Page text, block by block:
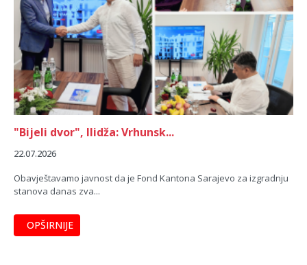
"Bijeli dvor", Ilidža: Vrhunsk...
22.07.2026
Obavještavamo javnost da je Fond Kantona Sarajevo za izgradnju
stanova danas zva...
OPŠIRNIJE